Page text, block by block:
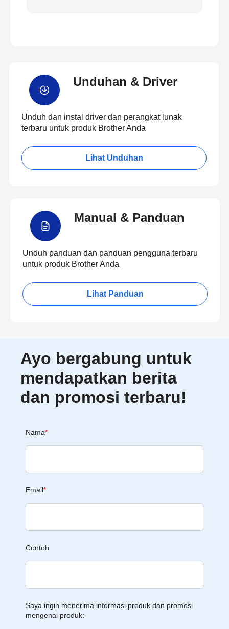
Unduhan & Driver
Unduh dan instal driver dan perangkat lunak
terbaru untuk produk Brother Anda
Lihat Unduhan
Manual & Panduan
Unduh panduan dan panduan pengguna terbaru
untuk produk Brother Anda
Lihat Panduan
Ayo bergabung untuk
mendapatkan berita
dan promosi terbaru!
Nama*
Email*
Contoh
Saya ingin menerima informasi produk dan promosi
mengenai produk: